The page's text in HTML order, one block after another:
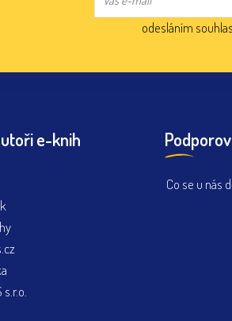
odesláním
e-knih
Co se u nás